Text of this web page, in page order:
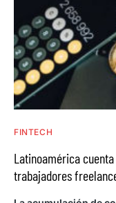
FINTECH
Latinoamérica
trabajadores